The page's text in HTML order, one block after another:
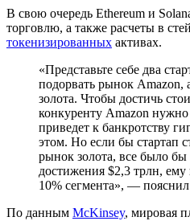
В свою очередь Ethereum и
торговлю, а также расчеты в
токенизированных активах.
«Представьте себе два
подорвать рынок
золота. Чтобы достичь
конкуренту Amazon
приведет к банкротству
этом. Но если бы стартап
рынок золота, все было бы
достижения $2,3 трлн,
10% сегмента», —
По данным McKinsey, мировая